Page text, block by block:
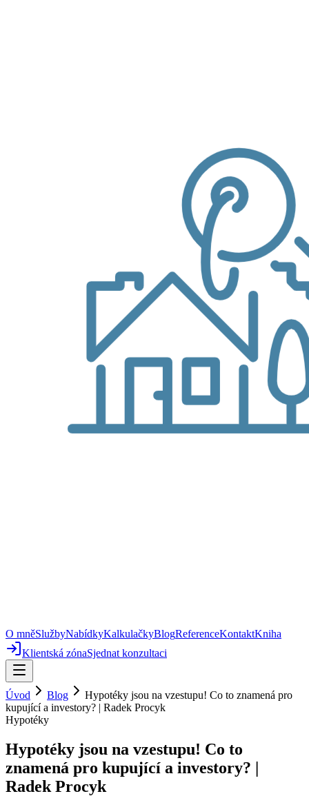
O mněSlužbyNabídkyKalkulačkyBlogReferenceKontaktKniha
Klientská zónaSjednat konzultaci
Úvod Blog
Hypotéky jsou na vzestupu! Co to znamená pro
kupující a investory? | Radek Procyk
Hypotéky
Hypotéky jsou na vzestupu! Co to
znamená pro kupující a investory? |
Radek Procyk